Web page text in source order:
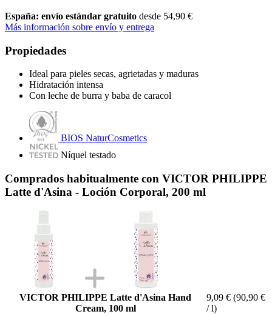
España: envío estándar gratuito desde 54,90 €
Más información sobre envío y entrega
Propiedades
Ideal para pieles secas, agrietadas y maduras
Hidratación intensa
Con leche de burra y baba de caracol
BIOS NaturCosmetics
Níquel testado
Comprados habitualmente con VICTOR PHILIPPE
Latte d'Asina - Loción Corporal, 200 ml
VICTOR PHILIPPE Latte d'Asina Hand
Cream, 100 ml
9,09 € (90,90 €
/ l)